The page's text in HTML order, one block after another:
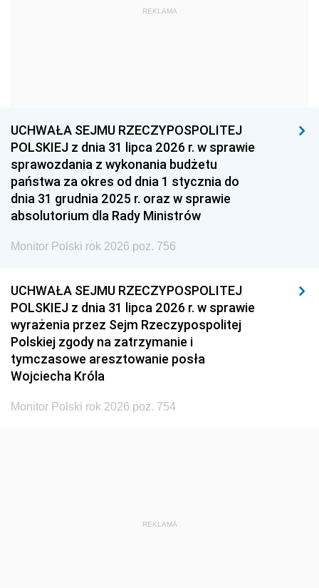
1959
1939 1938 1937
1936 1930
REKLAMA
UCHWAŁA SEJMU RZECZYPOSPOLITEJ
POLSKIEJ z dnia 31 lipca 2026 r. w sprawie
sprawozdania z wykonania budżetu
państwa za okres od dnia 1 stycznia do
dnia 31 grudnia 2025 r. oraz w sprawie
absolutorium dla Rady Ministrów
Monitor Polski rok 2026 poz. 756
UCHWAŁA SEJMU RZECZYPOSPOLITEJ
POLSKIEJ z dnia 31 lipca 2026 r. w sprawie
wyrażenia przez Sejm Rzeczypospolitej
Polskiej zgody na zatrzymanie i
tymczasowe aresztowanie posła
Wojciecha Króla
Monitor Polski rok 2026 poz. 754
REKLAMA